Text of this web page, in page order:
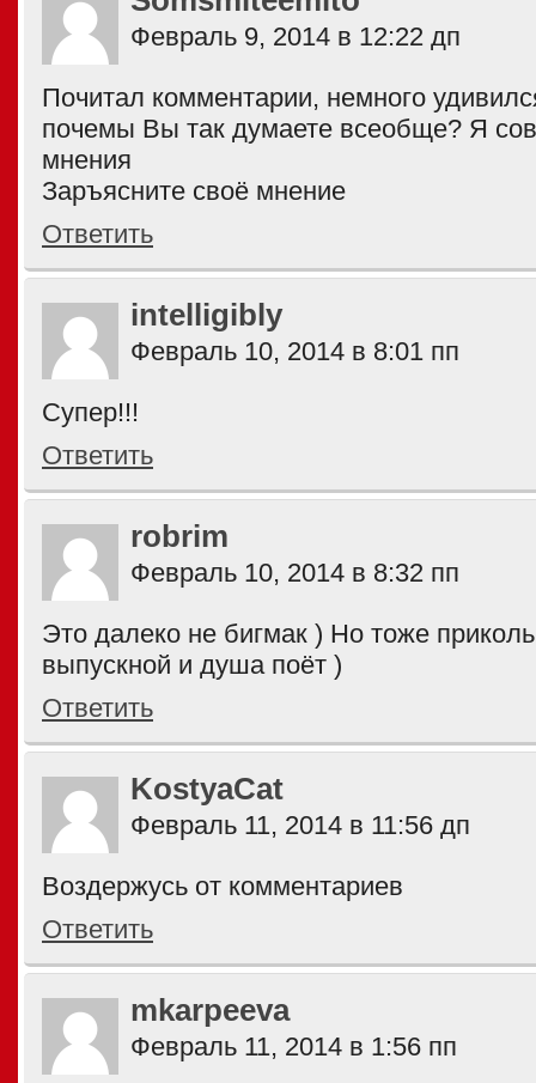
Февраль 9, 2014 в 12:22 дп
Почитал комментарии, немного
почемы Вы так думаете всеобще? Я
мнения
Заръясните своё мнение
Ответить
intelligibly
Февраль 10, 2014 в 8:01 пп
Супер!!!
Ответить
robrim
Февраль 10, 2014 в 8:32 пп
Это далеко не бигмак ) Но тоже
выпускной и душа поёт )
Ответить
KostyaCat
Февраль 11, 2014 в 11:56 дп
Воздержусь от комментариев
Ответить
mkarpeeva
Февраль 11, 2014 в 1:56 пп